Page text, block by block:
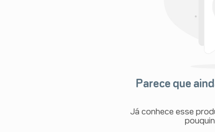
Parece que
Já conhece esse